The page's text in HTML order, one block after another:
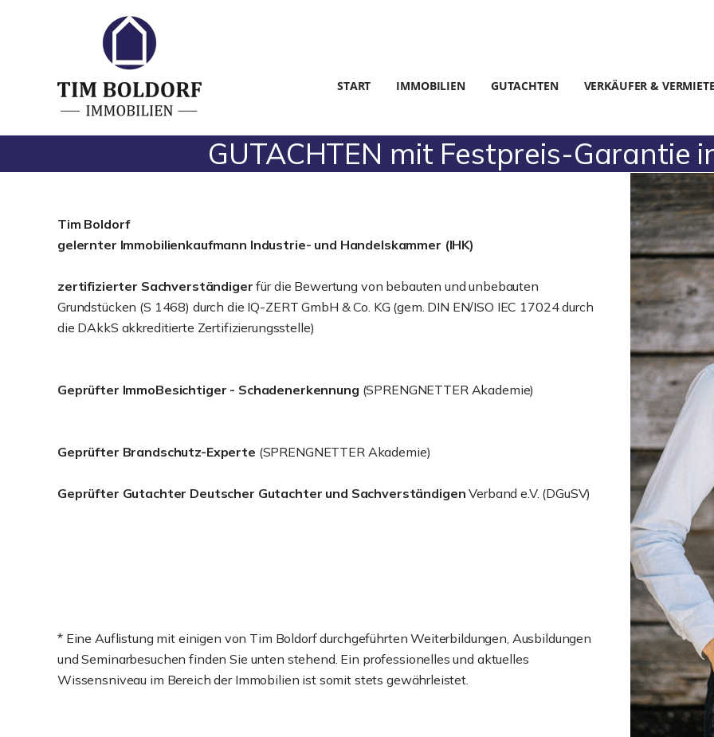
START IMMOBILIEN GUTACHTEN VERKÄUFER &
GUTACHTEN mit Festpreis-Garantie
Tim Boldorf
gelernter Immobilienkaufmann Industrie- und Handelskammer (IHK)
zertifizierter Sachverständiger für die Bewertung von bebauten und unbebauten
Grundstücken (S 1468) durch die IQ-ZERT GmbH & Co. KG (gem. DIN EN/ISO IEC 17024 durch
die DAkkS akkreditierte Zertifizierungsstelle)
Geprüfter ImmoBesichtiger - Schadenerkennung (SPRENGNETTER Akademie)
Geprüfter Brandschutz-Experte (SPRENGNETTER Akademie)
Geprüfter Gutachter Deutscher Gutachter und Sachverständigen Verband e.V. (DGuSV)
* Eine Auflistung mit einigen von Tim Boldorf durchgeführten Weiterbildungen, Ausbildungen
und Seminarbesuchen finden Sie unten stehend. Ein professionelles und aktuelles
Wissensniveau im Bereich der Immobilien ist somit stets gewährleistet.